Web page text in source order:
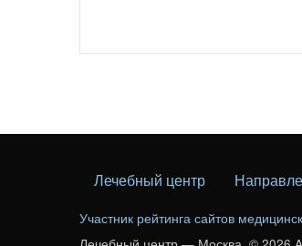
Лечебный центр
Участник рейтинга сайтов